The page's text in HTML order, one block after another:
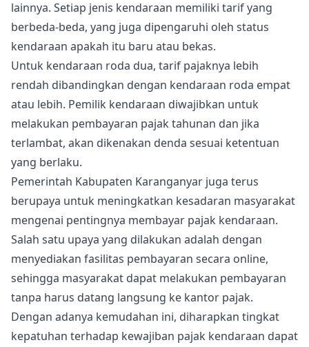
lainnya. Setiap jenis kendaraan memiliki tarif yang
berbeda-beda, yang juga dipengaruhi oleh status
kendaraan apakah itu baru atau bekas.
Untuk kendaraan roda dua, tarif pajaknya lebih
rendah dibandingkan dengan kendaraan roda empat
atau lebih. Pemilik kendaraan diwajibkan untuk
melakukan pembayaran pajak tahunan dan jika
terlambat, akan dikenakan denda sesuai ketentuan
yang berlaku.
Pemerintah Kabupaten Karanganyar juga terus
berupaya untuk meningkatkan kesadaran masyarakat
mengenai pentingnya membayar pajak kendaraan.
Salah satu upaya yang dilakukan adalah dengan
menyediakan fasilitas pembayaran secara online,
sehingga masyarakat dapat melakukan pembayaran
tanpa harus datang langsung ke kantor pajak.
Dengan adanya kemudahan ini, diharapkan tingkat
kepatuhan terhadap kewajiban pajak kendaraan dapat